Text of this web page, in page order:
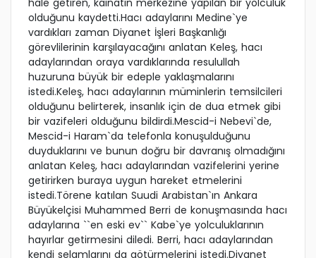
hale getiren, kainatın merkezine yapılan bir yolculuk
olduğunu kaydetti.Hacı adaylarını Medine`ye
vardıkları zaman Diyanet İşleri Başkanlığı
görevlilerinin karşılayacağını anlatan Keleş, hacı
adaylarından oraya vardıklarında resulullah
huzuruna büyük bir edeple yaklaşmalarını
istedi.Keleş, hacı adaylarının müminlerin temsilcileri
olduğunu belirterek, insanlık için de dua etmek gibi
bir vazifeleri olduğunu bildirdi.Mescid-i Nebevi`de,
Mescid-i Haram`da telefonla konuşulduğunu
duyduklarını ve bunun doğru bir davranış olmadığını
anlatan Keleş, hacı adaylarından vazifelerini yerine
getirirken buraya uygun hareket etmelerini
istedi.Törene katılan Suudi Arabistan`ın Ankara
Büyükelçisi Muhammed Berri de konuşmasında hacı
adaylarına ``en eski ev`` Kabe`ye yolculuklarının
hayırlar getirmesini diledi. Berri, hacı adaylarından
kendi selamlarını da götürmelerini istedi.Diyanet